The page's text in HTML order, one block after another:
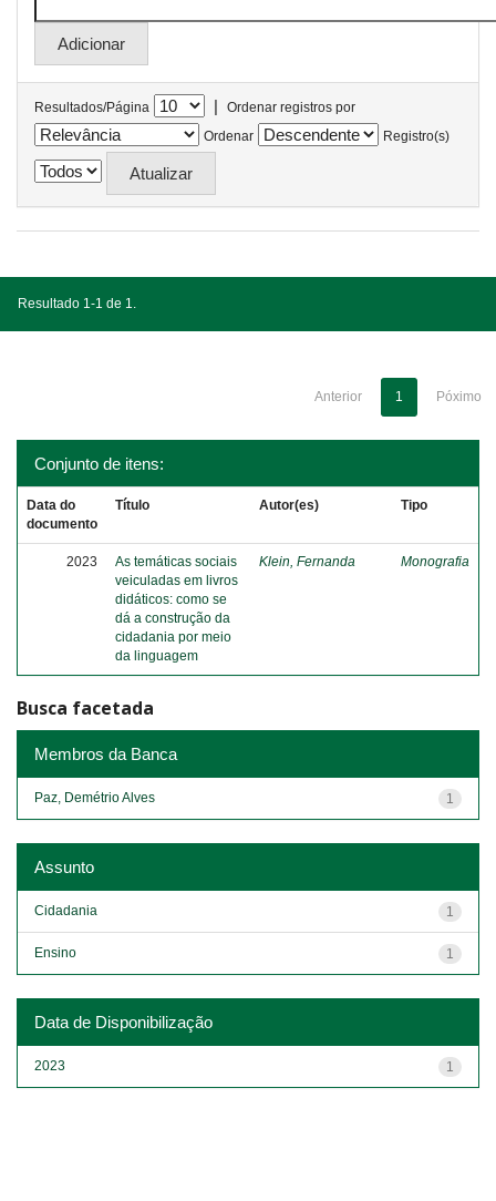
Resultados/Página |
Ordenar registros por
Ordenar
Registro(s)
Resultado 1-1 de 1.
Anterior 1 Póximo
Conjunto de itens:
Data do
documento
Título Autor(es) Tipo
2023
As temáticas sociais
veiculadas em livros
didáticos: como se
dá a construção da
cidadania por meio
da linguagem
Klein, Fernanda Monografia
Busca facetada
Membros da Banca
1
Paz, Demétrio Alves
Assunto
1
Cidadania
1
Ensino
Data de Disponibilização
1
2023